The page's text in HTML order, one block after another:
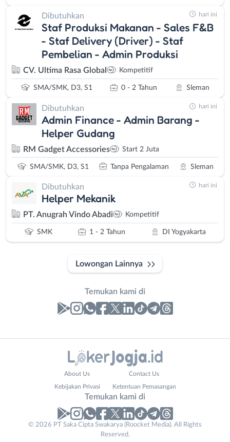
Dibutuhkan
Staf Produksi Makanan - Sales F&B
- Staf Delivery (Driver) - Staf
Pembelian - Admin Produksi
CV. Ultima Rasa Global Kompetitif
SMA/SMK, D3, S1 0 - 2 Tahun Sleman
hari ini
Dibutuhkan
Admin Finance - Admin Barang -
Helper Gudang
RM Gadget Accessories Start 2 Juta
SMA/SMK, D3, S1 Tanpa Pengalaman Sleman
hari ini
Dibutuhkan
Helper Mekanik
PT. Anugrah Vindo Abadi Kompetitif
SMK 1 - 2 Tahun DI Yogyakarta
hari ini
Lowongan Lainnya
Temukan kami di
No. Telp /
About Us Contact Us
Kebijakan Privasi Ketentuan Pemasangan
Temukan kami di
© 2026 PT Saka Cipta Swakarya (Roocket Media). All Rights
Reserved.